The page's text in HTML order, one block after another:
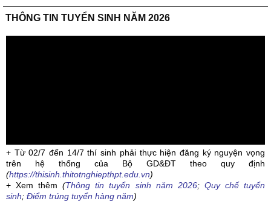
THÔNG TIN TUYỂN SINH NĂM 2026
+ Từ 02/7 đến 14/7 thí sinh phải thực hiện đăng ký nguyện vọng
trên hệ thống của Bộ GD&ĐT theo quy định
(https://thisinh.thitotnghiepthpt.edu.vn)
+ Xem thêm(Thông tin tuyển sinh năm 2026; Quy chế tuyển
sinh; Điểm trúng tuyển hàng năm)